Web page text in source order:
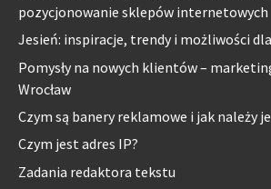
pozycjonowanie sklepów internetowych
Jesień: inspiracje, trendy i możliwości
Pomysły na nowych klientów –
Wrocław
Czym są banery reklamowe i jak należy
Czym jest adres IP?
Zadania redaktora tekstu